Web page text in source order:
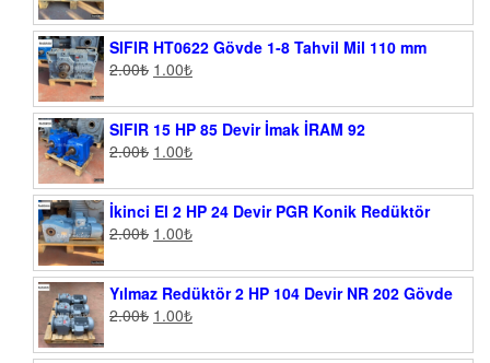
SIFIR HT0622 Gövde 1-8 Tahvil Mil 110 mm
2.00₺ 1.00₺
SIFIR 15 HP 85 Devir İmak İRAM 92
2.00₺ 1.00₺
İkinci El 2 HP 24 Devir PGR Konik Redüktör
2.00₺ 1.00₺
Yılmaz Redüktör 2 HP 104 Devir NR 202 Gövde
2.00₺ 1.00₺